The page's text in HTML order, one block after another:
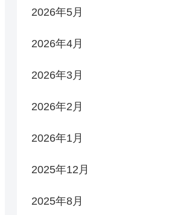
2026年5月
2026年4月
2026年3月
2026年2月
2026年1月
2025年12月
2025年8月